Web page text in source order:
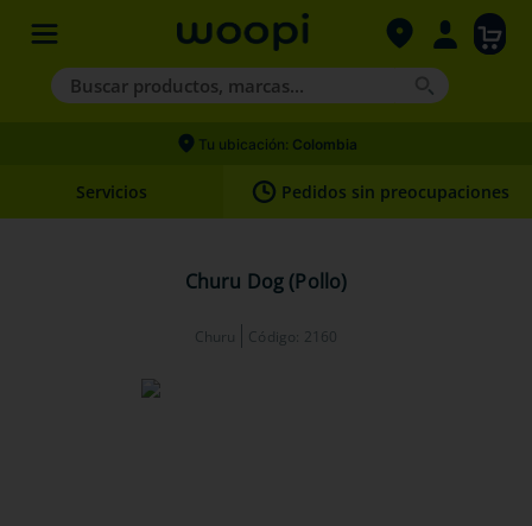
Buscar productos, marcas...
Términos más buscados
2.
hills
Tu ubicación: Colombia
Servicios Pedidos sin preocupaciones
Churu Dog (Pollo)
Churu Código: 2160